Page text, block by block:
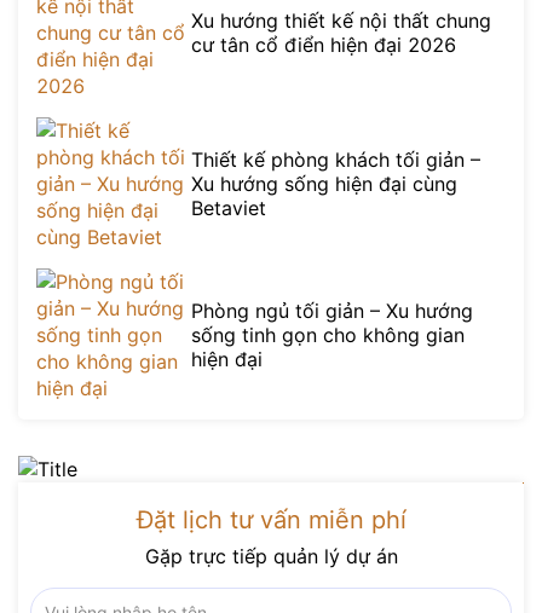
Xu hướng thiết kế nội thất chung
cư tân cổ điển hiện đại 2026
Thiết kế phòng khách tối giản –
Xu hướng sống hiện đại cùng
Betaviet
Phòng ngủ tối giản – Xu hướng
sống tinh gọn cho không gian
hiện đại
Đặt lịch tư vấn miễn phí
Gặp trực tiếp quản lý dự án